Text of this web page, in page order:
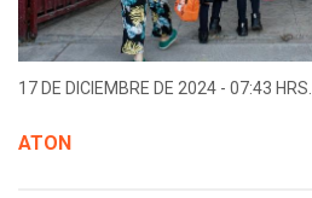
17 DE DICIEMBRE DE 2024 - 07:43 HRS.
ATON